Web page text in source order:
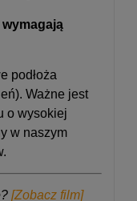
podłoża
Ważne jest
o wysokiej
w naszym
[Zobacz film]